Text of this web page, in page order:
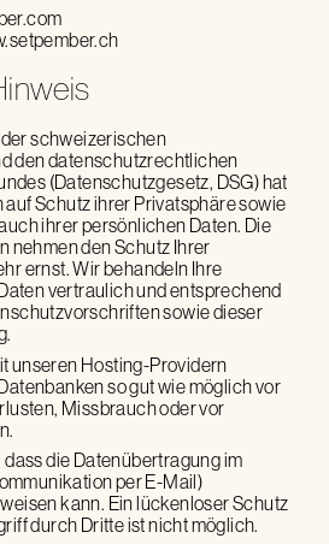
schweizerischen
den datenschutzrechtlichen
(Datenschutzgesetz, DSG) hat
Schutz ihrer Privatsphäre sowie
ihrer persönlichen Daten. Die
nehmen den Schutz Ihrer
ernst. Wir behandeln Ihre
vertraulich und entsprechend
sowie dieser
unseren Hosting-Providern
so gut wie möglich vor
Missbrauch oder vor
die Datenübertragung im
per E-Mail)
kann. Ein lückenloser Schutz
durch Dritte ist nicht möglich.